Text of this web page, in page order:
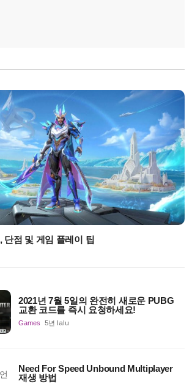
단점 및 게임 플레이 팁
2021년 7월 5일의 완전히 새로운 PUBG
교환 코드를 즉시 요청하세요!
Games 5년 lalu
Need For Speed Unbound Multiplayer
재생 방법